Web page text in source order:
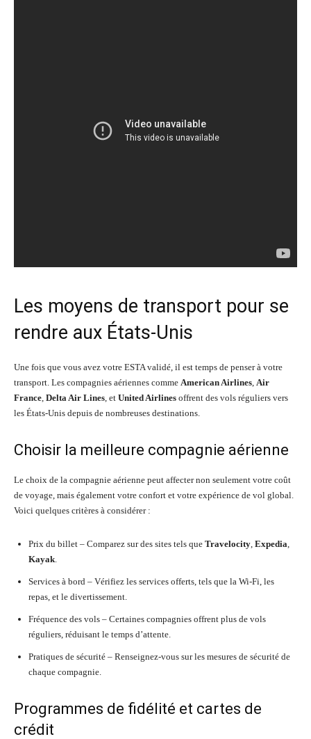
Les moyens de transport pour se
rendre aux États-Unis
Une fois que vous avez votre ESTA validé, il est temps de penser à votre
transport. Les compagnies aériennes comme American Airlines, Air
France, Delta Air Lines, et United Airlines offrent des vols réguliers vers
les États-Unis depuis de nombreuses destinations.
Choisir la meilleure compagnie aérienne
Le choix de la compagnie aérienne peut affecter non seulement votre coût
de voyage, mais également votre confort et votre expérience de vol global.
Voici quelques critères à considérer :
Prix du billet – Comparez sur des sites tels que Travelocity, Expedia,
Kayak.
Services à bord – Vérifiez les services offerts, tels que la Wi-Fi, les
repas, et le divertissement.
Fréquence des vols – Certaines compagnies offrent plus de vols
réguliers, réduisant le temps d’attente.
Pratiques de sécurité – Renseignez-vous sur les mesures de sécurité de
chaque compagnie.
Programmes de fidélité et cartes de
crédit